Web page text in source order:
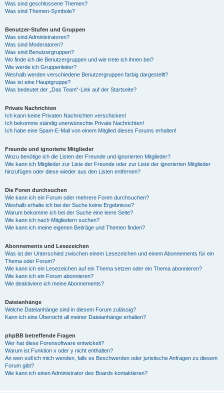
Was sind geschlossene Themen?
Was sind Themen-Symbole?
Benutzer-Stufen und Gruppen
Was sind Administratoren?
Was sind Moderatoren?
Was sind Benutzergruppen?
Wo finde ich die Benutzergruppen und wie trete ich ihnen bei?
Wie werde ich Gruppenleiter?
Weshalb werden verschiedene Benutzergruppen farbig dargestellt?
Was ist eine Hauptgruppe?
Was bedeutet der „Das Team“-Link auf der Startseite?
Private Nachrichten
Ich kann keine Privaten Nachrichten verschicken!
Ich bekomme ständig unerwünschte Private Nachrichten!
Ich habe eine Spam-E-Mail von einem Mitglied dieses Forums erhalten!
Freunde und ignorierte Mitglieder
Wozu benötige ich die Listen der Freunde und ignorierten Mitglieder?
Wie kann ich Mitglieder zur Liste der Freunde oder zur Liste der ignorierten Mitglieder
hinzufügen oder diese wieder aus den Listen entfernen?
Die Foren durchsuchen
Wie kann ich ein Forum oder mehrere Foren durchsuchen?
Weshalb erhalte ich bei der Suche keine Ergebnisse?
Warum bekomme ich bei der Suche eine leere Seite?
Wie kann ich nach Mitgliedern suchen?
Wie kann ich meine eigenen Beiträge und Themen finden?
Abonnements und Lesezeichen
Was ist der Unterschied zwischen einem Lesezeichen und einem Abonnements für ein
Thema oder Forum?
Wie kann ich ein Lesezeichen auf ein Thema setzen oder ein Thema abonnieren?
Wie kann ich ein Forum abonnieren?
Wie deaktiviere ich meine Abonnements?
Dateianhänge
Welche Dateianhänge sind in diesem Forum zulässig?
Kann ich eine Übersicht all meiner Dateianhänge erhalten?
phpBB betreffende Fragen
Wer hat diese Forensoftware entwickelt?
Warum ist Funktion x oder y nicht enthalten?
An wen soll ich mich wenden, falls es Beschwerden oder juristische Anfragen zu diesem
Forum gibt?
Wie kann ich einen Administrator des Boards kontaktieren?